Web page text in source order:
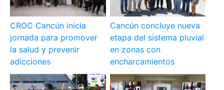
CROC Cancún inicia
jornada para promover
la salud y prevenir
adicciones
Cancún concluye nueva
etapa del sistema pluvial
en zonas con
encharcamientos